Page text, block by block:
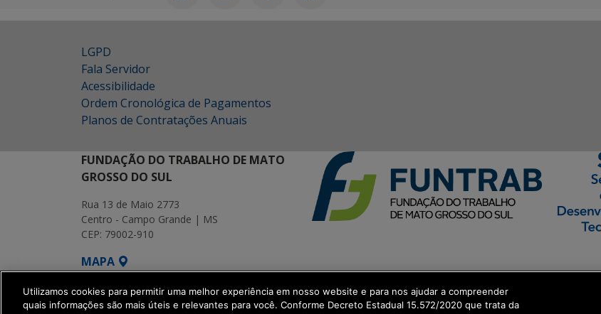
LGPD
Fala Servidor
Acessibilidade
Ordem Cronológica de Pagamentos
Planos de Contratações Anuais
FUNDAÇÃO DO TRABALHO DE MATO
GROSSO DO SUL
Rua 13 de Maio 2773
Centro - Campo Grande | MS
CEP: 79002-910
MAPA
SETDIG | Secretaria-Executiva de Transformação Digital
Utilizamos cookies para permitir uma melhor experiência em nosso website e para nos ajudar a compreender
quais informações são mais úteis e relevantes para você. Conforme Decreto Estadual 15.572/2020 que trata da